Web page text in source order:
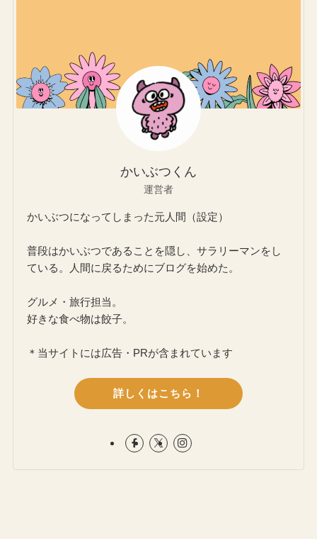
かいぶつくん
運営者
かいぶつになってしまった元人間（設定）
普段はかいぶつであることを隠し、サラリーマンをし
ている。人間に戻るためにブログを始めた。
グルメ・旅行担当。
好きな食べ物は餃子。
＊当サイトには広告・PRが含まれています
詳しくはこちら！